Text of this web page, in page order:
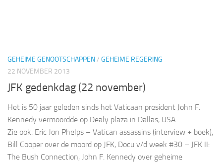
GEHEIME GENOOTSCHAPPEN/ GEHEIME REGERING
22 NOVEMBER 2013
JFK gedenkdag (22 november)
Het is 50 jaar geleden sinds het Vaticaan president John F.
Kennedy vermoordde op Dealy plaza in Dallas, USA.
Zie ook: Eric Jon Phelps – Vatican assassins (interview + boek),
Bill Cooper over de moord op JFK, Docu v/d week #30 – JFK II:
The Bush Connection, John F. Kennedy over geheime